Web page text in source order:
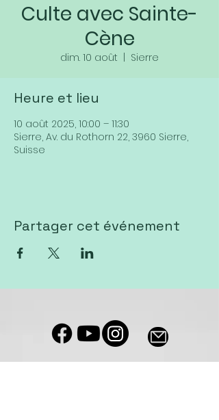
Culte avec Sainte-
Cène
dim. 10 août Sierre
Heure et lieu
10 août 2025, 10:00 – 11:30
Sierre, Av. du Rothorn 22, 3960 Sierre,
Suisse
Partager cet événement